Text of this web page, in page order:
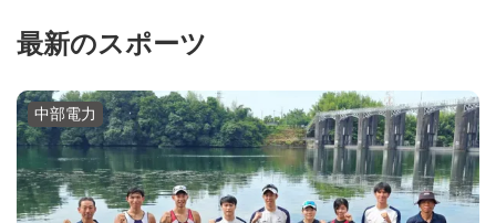
最新のスポーツ
中部電力